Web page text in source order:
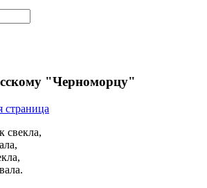
"Черноморцу"
страница
свекла,